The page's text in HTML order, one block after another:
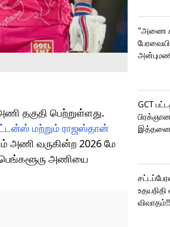
தகுதி பெற்றுள்ளது.
மற்றும் ராஜஸ்தான்
அணி வருகின்ற 2026 மே
பெங்களூரு அணியை
"அணை
GCT
இத்தனை
விவாதம்!!